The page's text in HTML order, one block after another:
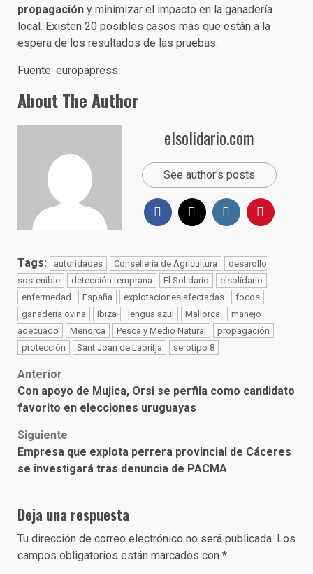
propagación y minimizar el impacto en la ganadería
local. Existen 20 posibles casos más que están a la
espera de los resultados de las pruebas.
Fuente: europapress
About The Author
elsolidario.com
See author's posts
Tags: autoridades Conselleria de Agricultura
desarollo
sostenible
detección temprana El Solidario
elsolidario
enfermedad
España explotaciones afectadas
focos
ganadería ovina
Ibiza lengua azul Mallorca
manejo
adecuado
Menorca Pesca y Medio Natural
propagación
protección
Sant Joan de Labritja serotipo 8
Post
navigation
Anterior
Con apoyo de Mujica, Orsi se perfila como candidato
favorito en elecciones uruguayas
Siguiente
Empresa que explota perrera provincial de Cáceres
se investigará tras denuncia de PACMA
Deja una respuesta
Tu dirección de correo electrónico no será publicada. Los
campos obligatorios están marcados con *